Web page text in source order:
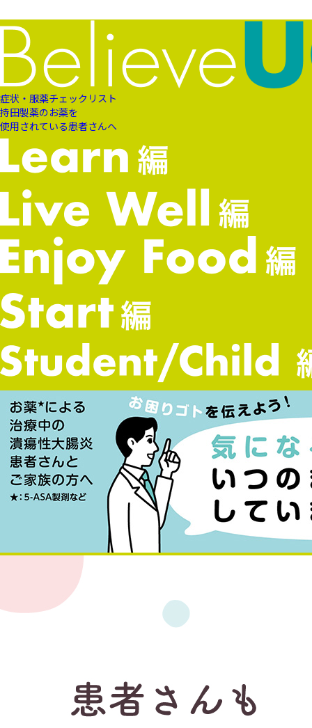
症状・服薬チェックリスト
持田製薬のお薬を
使用されている患者さんへ